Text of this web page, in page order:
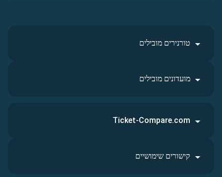
טורנירים מובילים
מועדונים מובילים
Ticket-Compare.com
קישורים שימושיים